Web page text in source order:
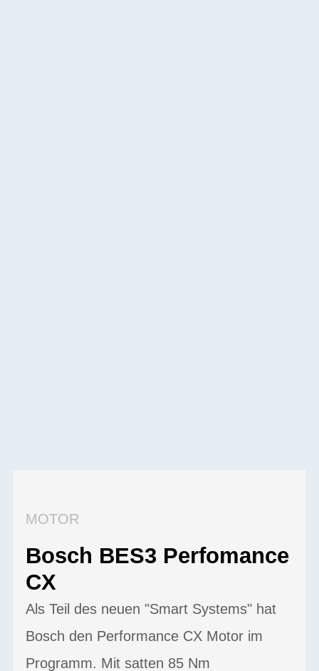
MOTOR
Bosch BES3 Perfomance
CX
Als Teil des neuen "Smart Systems" hat
Bosch den Performance CX Motor im
Programm. Mit satten 85 Nm